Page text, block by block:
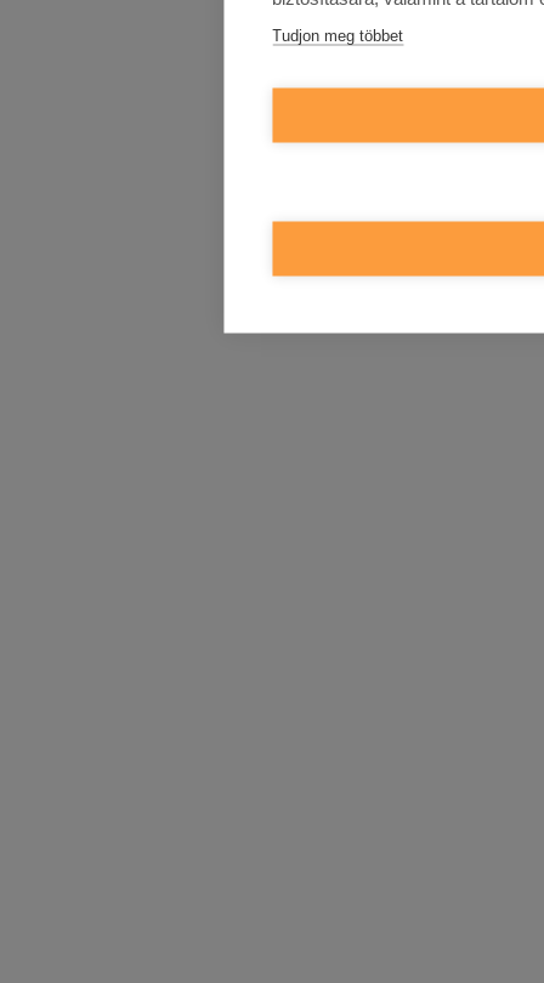
Tudjon meg többet